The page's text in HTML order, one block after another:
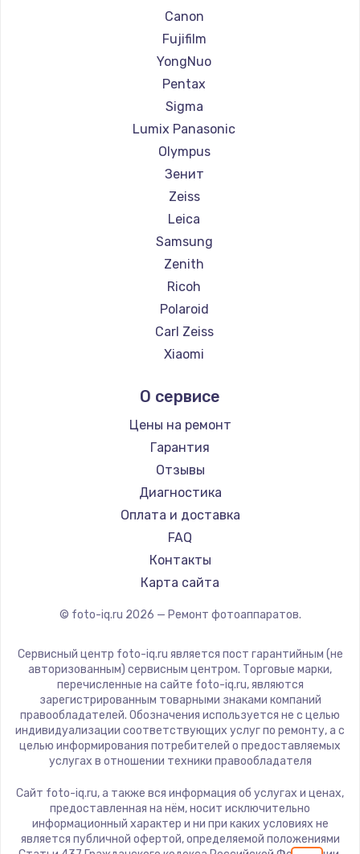
Ремонт фотоаппаратов Blackmagic
Canon
Fujifilm
YongNuo
Pentax
Sigma
Lumix Panasonic
Olympus
Зенит
Zeiss
Leica
Samsung
Zenith
Ricoh
Polaroid
Carl Zeiss
Xiaomi
Kodak
Blackmagic
О сервисе
Цены на ремонт
Гарантия
Отзывы
Диагностика
Оплата и доставка
FAQ
Контакты
Карта сайта
© foto-iq.ru 2026 — Ремонт фотоаппаратов.
Сервисный центр foto-iq.ru является пост гарантийным (не
авторизованным) сервисным центром. Торговые марки,
перечисленные на сайте foto-iq.ru, являются
зарегистрированным товарными знаками компаний
правообладателей. Обозначения используется не с целью
индивидуализации соответствующих услуг по ремонту, а с
целью информирования потребителей о предоставляемых
услугах в отношении техники правообладателя
Сайт foto-iq.ru, а также вся информация об услугах и ценах,
предоставленная на нём, носит исключительно
информационный характер и ни при каких условиях не
является публичной офертой, определяемой положениями